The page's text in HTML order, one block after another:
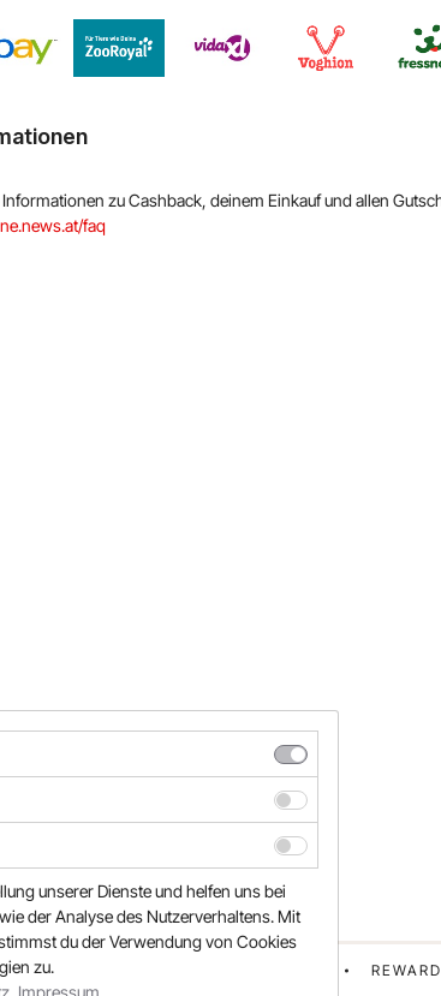
Informationen zu Cashback, deinem Einkauf und allen
faq
UNS
unserer Dienste und helfen uns bei
der Analyse des Nutzerverhaltens. Mit
du der Verwendung von Cookies
zu.
Impressum